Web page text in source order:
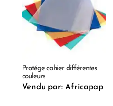
Protége cahier différentes
couleurs
Vendu par: Africapap